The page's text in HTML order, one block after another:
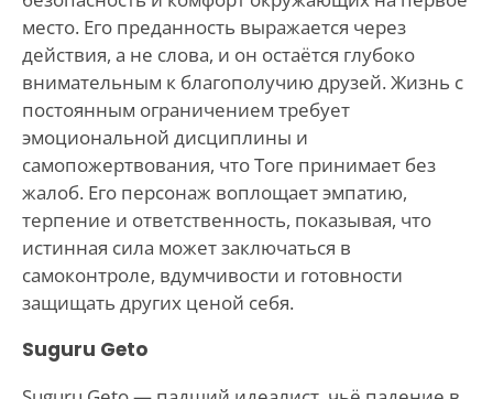
место. Его преданность выражается через
действия, а не слова, и он остаётся глубоко
внимательным к благополучию друзей. Жизнь с
постоянным ограничением требует
эмоциональной дисциплины и
самопожертвования, что Тоге принимает без
жалоб. Его персонаж воплощает эмпатию,
терпение и ответственность, показывая, что
истинная сила может заключаться в
самоконтроле, вдумчивости и готовности
защищать других ценой себя.
Suguru Geto